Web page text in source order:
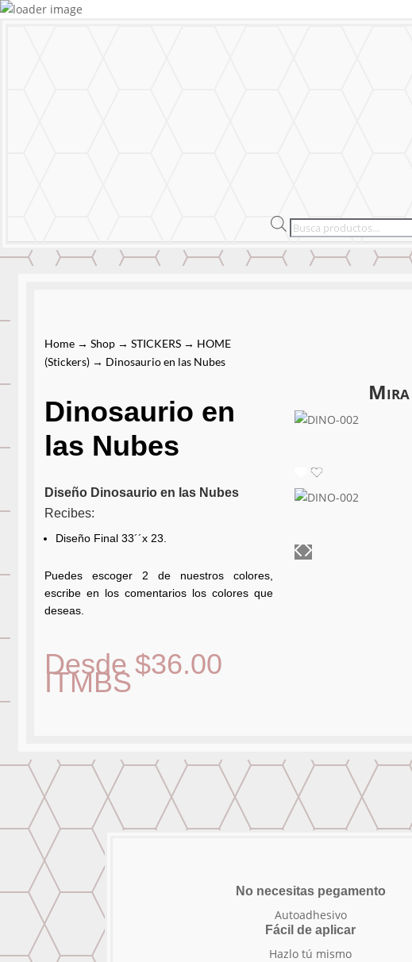
Products
search
Home →Shop →STICKERS → HOME
(Stickers) → Dinosaurio en las Nubes
Dinosaurio en
las Nubes
Diseño Dinosaurio en las Nubes
Recibes:
Diseño Final 33´´x 23.
Puedes escoger 2 de nuestros colores,
escribe en los comentarios los colores que
deseas.
Desde $36.00
ITMBS
Mira
No necesitas pegamento
Autoadhesivo
Fácil de aplicar
Hazlo tú mismo